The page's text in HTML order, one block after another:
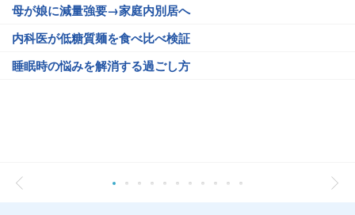
母が娘に減量強要→家庭内別居へ
内科医が低糖質麺を食べ比べ検証
睡眠時の悩みを解消する過ごし方